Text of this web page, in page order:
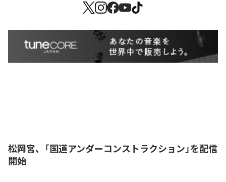
松岡宮、「国道アンダーコンストラクション」を配信
開始